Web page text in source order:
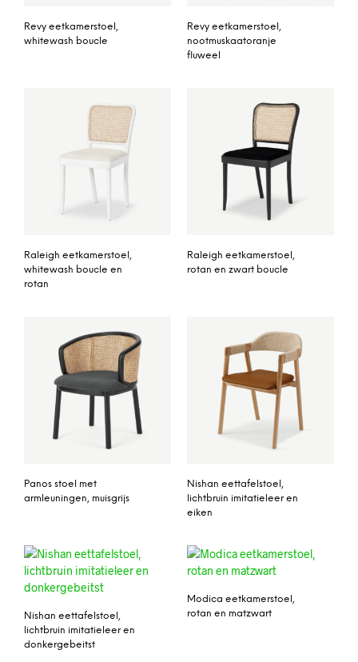
Revy eetkamerstoel,
whitewash boucle
Revy eetkamerstoel,
nootmuskaatoranje
fluweel
Raleigh eetkamerstoel,
whitewash boucle en
rotan
Raleigh eetkamerstoel,
rotan en zwart boucle
Panos stoel met
armleuningen, muisgrijs
Nishan eettafelstoel,
lichtbruin imitatieleer en
eiken
Nishan eettafelstoel,
lichtbruin imitatieleer en
donkergebeitst
Modica eetkamerstoel,
rotan en matzwart